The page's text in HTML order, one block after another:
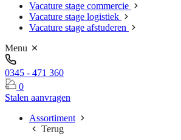
Vacature stage commercie
Vacature stage logistiek
Vacature stage afstuderen
Menu
0345 - 471 360
0
Stalen aanvragen
Assortiment
Terug